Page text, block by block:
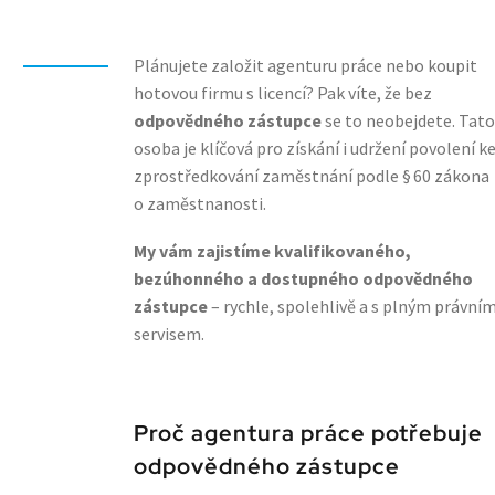
Plánujete založit agenturu práce nebo koupit
hotovou firmu s licencí? Pak víte, že bez
odpovědného zástupcese to neobejdete. Tato
osoba je klíčová pro získání i udržení povolení ke
zprostředkování zaměstnání podle § 60 zákona
o zaměstnanosti.
My vám zajistíme kvalifikovaného,
bezúhonného a dostupného odpovědného
zástupce– rychle, spolehlivě a s plným
servisem.
Proč agentura práce potřebuje
odpovědného zástupce